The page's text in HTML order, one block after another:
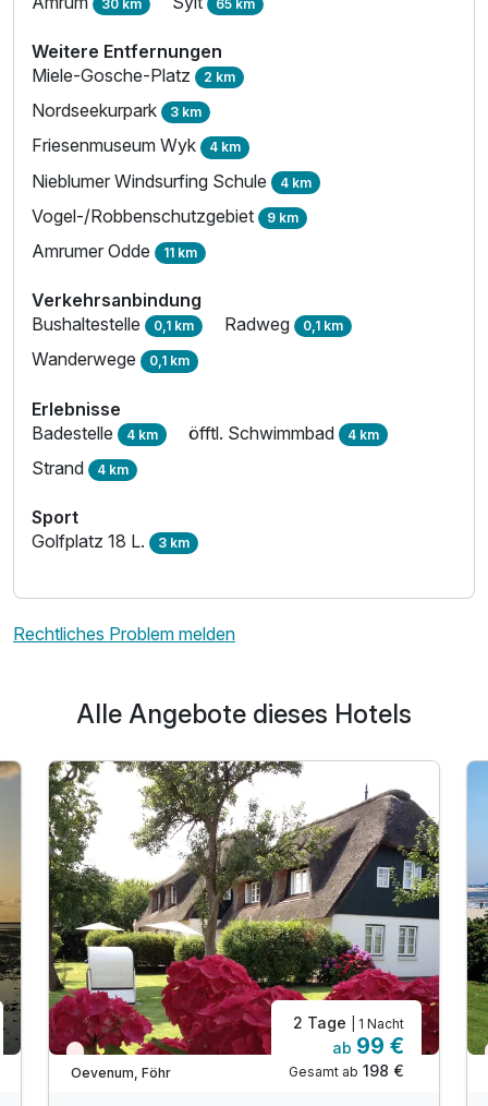
30 km 65 km
Weitere Entfernungen
Miele-Gosche-Platz 2 km
Nordseekurpark 3 km
Friesenmuseum Wyk 4 km
Nieblumer Windsurfing Schule 4 km
Vogel-/Robbenschutzgebiet 9 km
Amrumer Odde 11 km
Verkehrsanbindung
Bushaltestelle 0,1 km Radweg 0,1 km
Wanderwege 0,1 km
Erlebnisse
Badestelle 4 km öfftl. Schwimmbad 4 km
Strand 4 km
Sport
Golfplatz 18 L. 3 km
Rechtliches Problem melden
Alle Angebote dieses Hotels
Wieder frei ab September
Oevenum, Föhr
2 Tage | 1 Nacht
ab 99 €
Gesamt ab 198 €